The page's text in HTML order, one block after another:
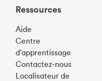
Ressources
Aide
Centre
d’apprentissage
Contactez-nous
Localisateur de